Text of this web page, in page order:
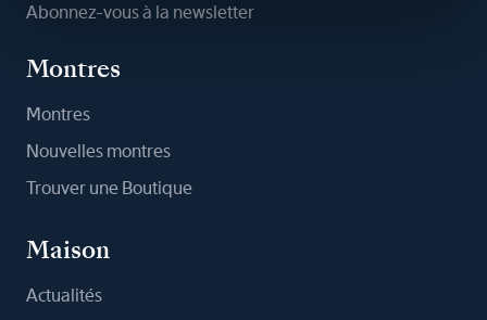
Abonnez-vous à la newsletter
Montres
Montres
Nouvelles montres
Trouver une Boutique
Maison
Actualités